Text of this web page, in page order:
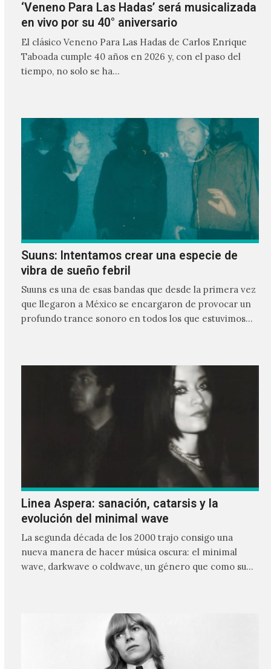
‘Veneno Para Las Hadas’ será musicalizada
en vivo por su 40° aniversario
El clásico Veneno Para Las Hadas de Carlos Enrique
Taboada cumple 40 años en 2026 y, con el paso del
tiempo, no solo se ha…
Suuns: Intentamos crear una especie de
vibra de sueño febril
Suuns es una de esas bandas que desde la primera vez
que llegaron a México se encargaron de provocar un
profundo trance sonoro en todos los que estuvimos
Linea Aspera: sanación, catarsis y la
evolución del minimal wave
La segunda década de los 2000 trajo consigo una
nueva manera de hacer música oscura: el minimal
wave, darkwave o coldwave, un género que como su